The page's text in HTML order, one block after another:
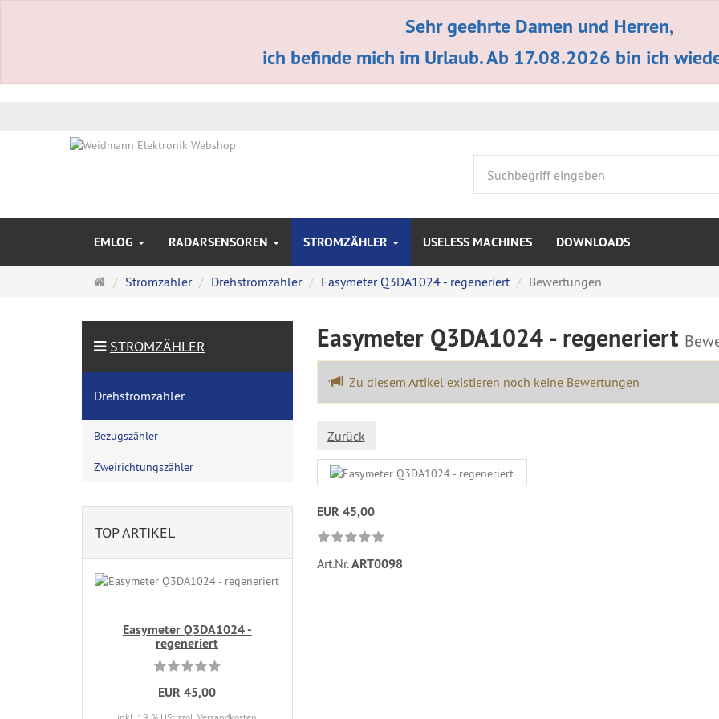
Sehr geehrte Damen und Herren,
ich befinde mich im Urlaub. Ab 17.08.2026 bin ich
EMLOG RADARSENSOREN STROMZÄHLER USELESS MACHINES DOWNLOADS
Startseite
Stromzähler Drehstromzähler Easymeter Q3DA1024 - regeneriert Bewertungen
Easymeter Q3DA1024 - regeneriert
Zu diesem Artikel existieren noch keine Bewertungen
Zurück
EUR 45,00
Art.Nr.ART0098
STROMZÄHLER
Drehstromzähler
Bezugszähler
Zweirichtungszähler
TOP ARTIKEL
Easymeter Q3DA1024 -
regeneriert
EUR 45,00